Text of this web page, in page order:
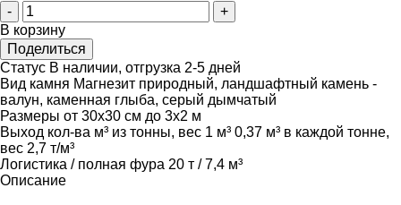
-
+
В корзину
Поделиться
Статус В наличии, отгрузка 2-5 дней
Вид камня Магнезит природный, ландшафтный камень -
валун, каменная глыба, серый дымчатый
Размеры от 30х30 см до 3х2 м
Выход кол-ва м³ из тонны, вес 1 м³ 0,37 м³ в каждой тонне,
вес 2,7 т/м³
Логистика / полная фура 20 т / 7,4 м³
Описание